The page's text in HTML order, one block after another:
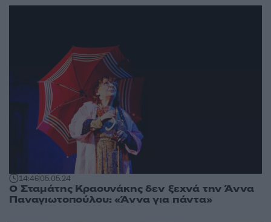
14:4605.05.24
Ο Σταμάτης Κραουνάκης δεν ξεχνά την Άννα
Παναγιωτοπούλου: «Άννα για πάντα»